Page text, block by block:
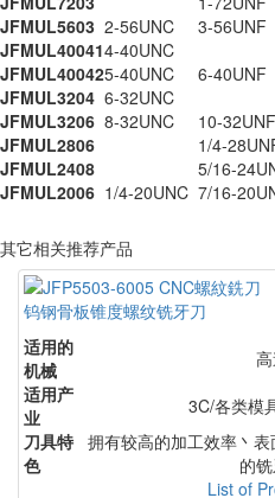
JFMUL5603 2-56UNC 3-56UNF
JFMUL400414-40UNC
JFMUL400425-40UNC 6-40UNF
JFMUL3204 6-32UNC
JFMUL3206 8-32UNC 10-32UNF
JFMUL2806
1/4-
JFMUL2408
5/16-
JFMUL2006 1/4-20UNC 7/16-
其它相关推荐产品
钨钢骨板锥度螺纹铣牙刀
适用的
机械
适用产
业
3C/各类模
刀具特
色
拥有较高的加工效率丶
的
List of